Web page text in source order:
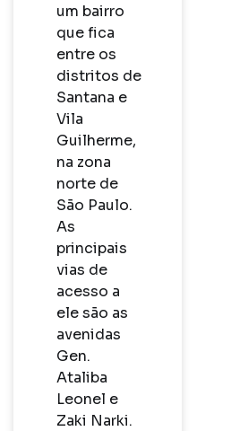
um bairro
que fica
entre os
distritos de
Santana e
Vila
Guilherme,
na zona
norte de
São Paulo.
As
principais
vias de
acesso a
ele são as
avenidas
Gen.
Ataliba
Leonel e
Zaki Narki.